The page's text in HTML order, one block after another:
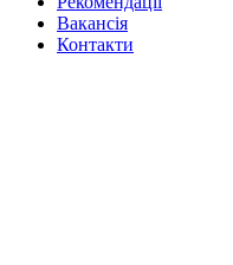
Вакансiя
Контакти